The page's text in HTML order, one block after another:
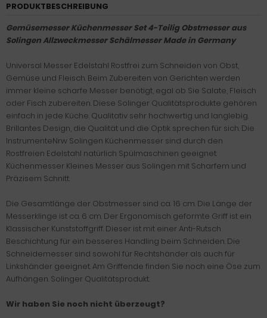
PRODUKTBESCHREIBUNG
Gemüsemesser Küchenmesser Set 4-Teilig Obstmesser aus
Solingen Allzweckmesser Schälmesser Made in Germany
Universal Messer Edelstahl Rostfrei zum Schneiden von Obst,
Gemüse und Fleisch. Beim Zubereiten von Gerichten werden
immer kleine scharfe Messer benötigt, egal ob Sie Salate, Fleisch
oder Fisch zubereiten. Diese Solinger Qualitätsprodukte gehören
einfach in jede Küche. Qualitativ sehr hochwertig und langlebig.
Brillantes Design, die Qualität und die Optik sprechen für sich. Die
InstrumenteNrw Solingen Küchenmesser sind durch den
Rostfreien Edelstahl natürlich Spülmaschinen geeignet.
Küchenmesser Kleines Messer aus Solingen mit Scharfem und
Präzisem Schnitt.
Die Gesamtlänge der Obstmesser sind ca. 16 cm. Die Länge der
Messerklinge ist ca. 6 cm. Der Ergonomisch geformte Griff ist ein
Klassischer Kunststoffgriff. Dieser ist mit einer Anti-Rutsch
Beschichtung für ein besseres Handling beim Schneiden. Die
Schneidemesser sind sowohl für Rechtshänder als auch für
Linkshänder geeignet. Am Griffende finden Sie noch eine Öse zum
Aufhängen. Solinger Qualitätsprodukt.
Wir haben Sie noch nicht überzeugt?